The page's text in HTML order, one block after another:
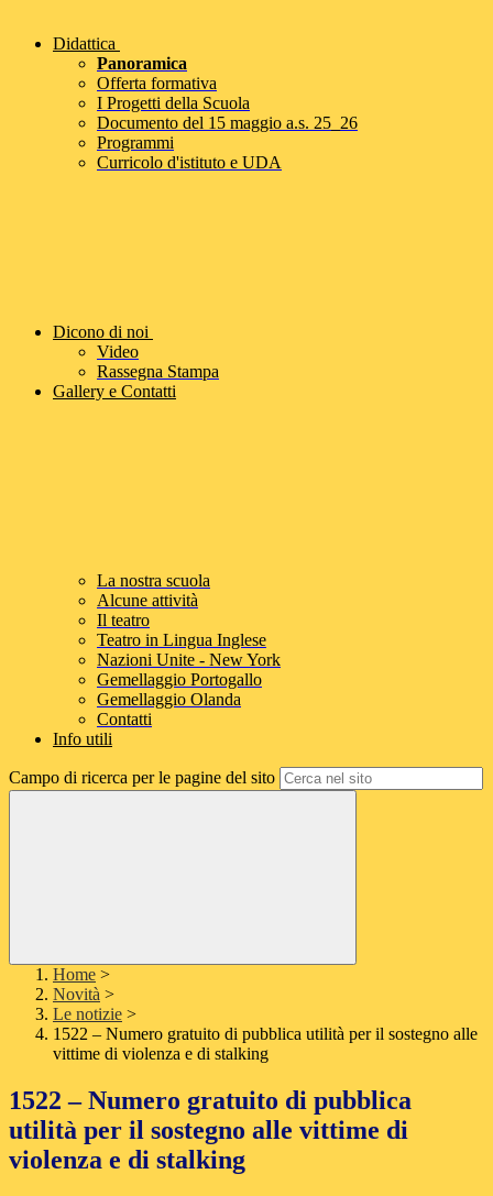
Didattica
Panoramica
Offerta formativa
I Progetti della Scuola
Documento del 15 maggio a.s. 25_26
Programmi
Curricolo d'istituto e UDA
Dicono di noi
Video
Rassegna Stampa
Gallery e Contatti
La nostra scuola
Alcune attività
Il teatro
Teatro in Lingua Inglese
Nazioni Unite - New York
Gemellaggio Portogallo
Gemellaggio Olanda
Contatti
Info utili
Campo di ricerca per le pagine del sito
Home >
Novità >
Le notizie >
1522 – Numero gratuito di pubblica utilità per il sostegno alle
vittime di violenza e di stalking
1522 – Numero gratuito di pubblica
utilità per il sostegno alle vittime di
violenza e di stalking